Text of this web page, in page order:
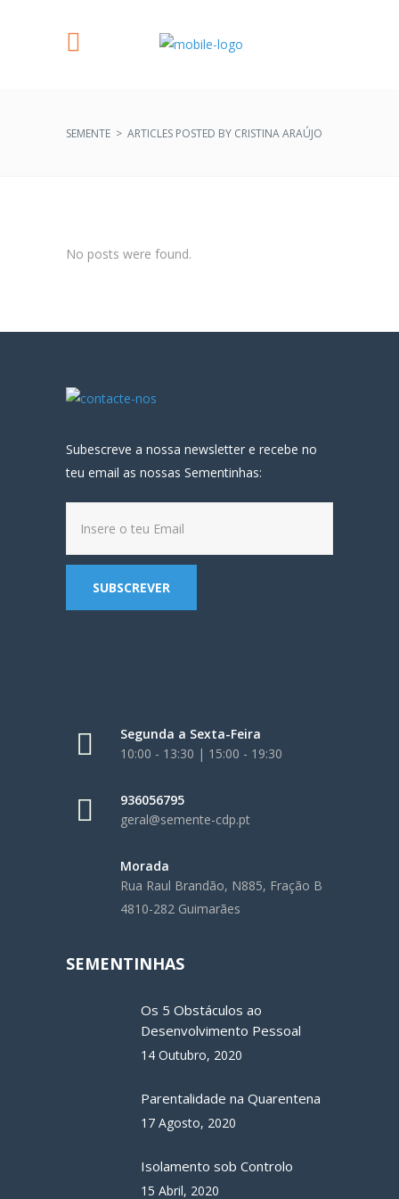
SEMENTE > ARTICLES POSTED BY CRISTINA ARAÚJO
No posts were found.
Subescreve a nossa newsletter e recebe no
teu email as nossas Sementinhas:
Segunda a Sexta-Feira
10:00 - 13:30 | 15:00 - 19:30
936056795
geral@semente-cdp.pt
Morada
Rua Raul Brandão, N885, Fração B
4810-282 Guimarães
SEMENTINHAS
Os 5 Obstáculos ao
Desenvolvimento Pessoal
14 Outubro, 2020
Parentalidade na Quarentena
17 Agosto, 2020
Isolamento sob Controlo
15 Abril, 2020